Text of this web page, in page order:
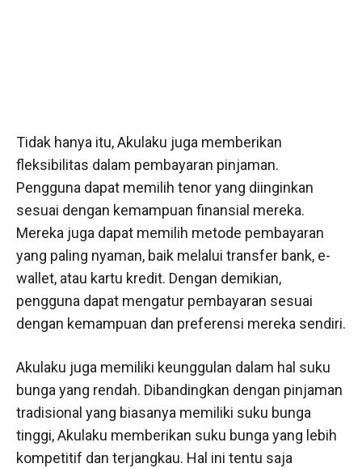
Tidak hanya itu, Akulaku juga memberikan
fleksibilitas dalam pembayaran pinjaman.
Pengguna dapat memilih tenor yang diinginkan
sesuai dengan kemampuan finansial mereka.
Mereka juga dapat memilih metode pembayaran
yang paling nyaman, baik melalui transfer bank, e-
wallet, atau kartu kredit. Dengan demikian,
pengguna dapat mengatur pembayaran sesuai
dengan kemampuan dan preferensi mereka sendiri.
Akulaku juga memiliki keunggulan dalam hal suku
bunga yang rendah. Dibandingkan dengan pinjaman
tradisional yang biasanya memiliki suku bunga
tinggi, Akulaku memberikan suku bunga yang lebih
kompetitif dan terjangkau. Hal ini tentu saja